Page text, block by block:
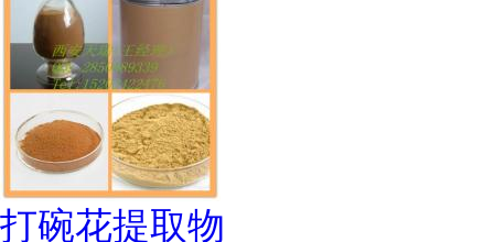
打碗花提取物